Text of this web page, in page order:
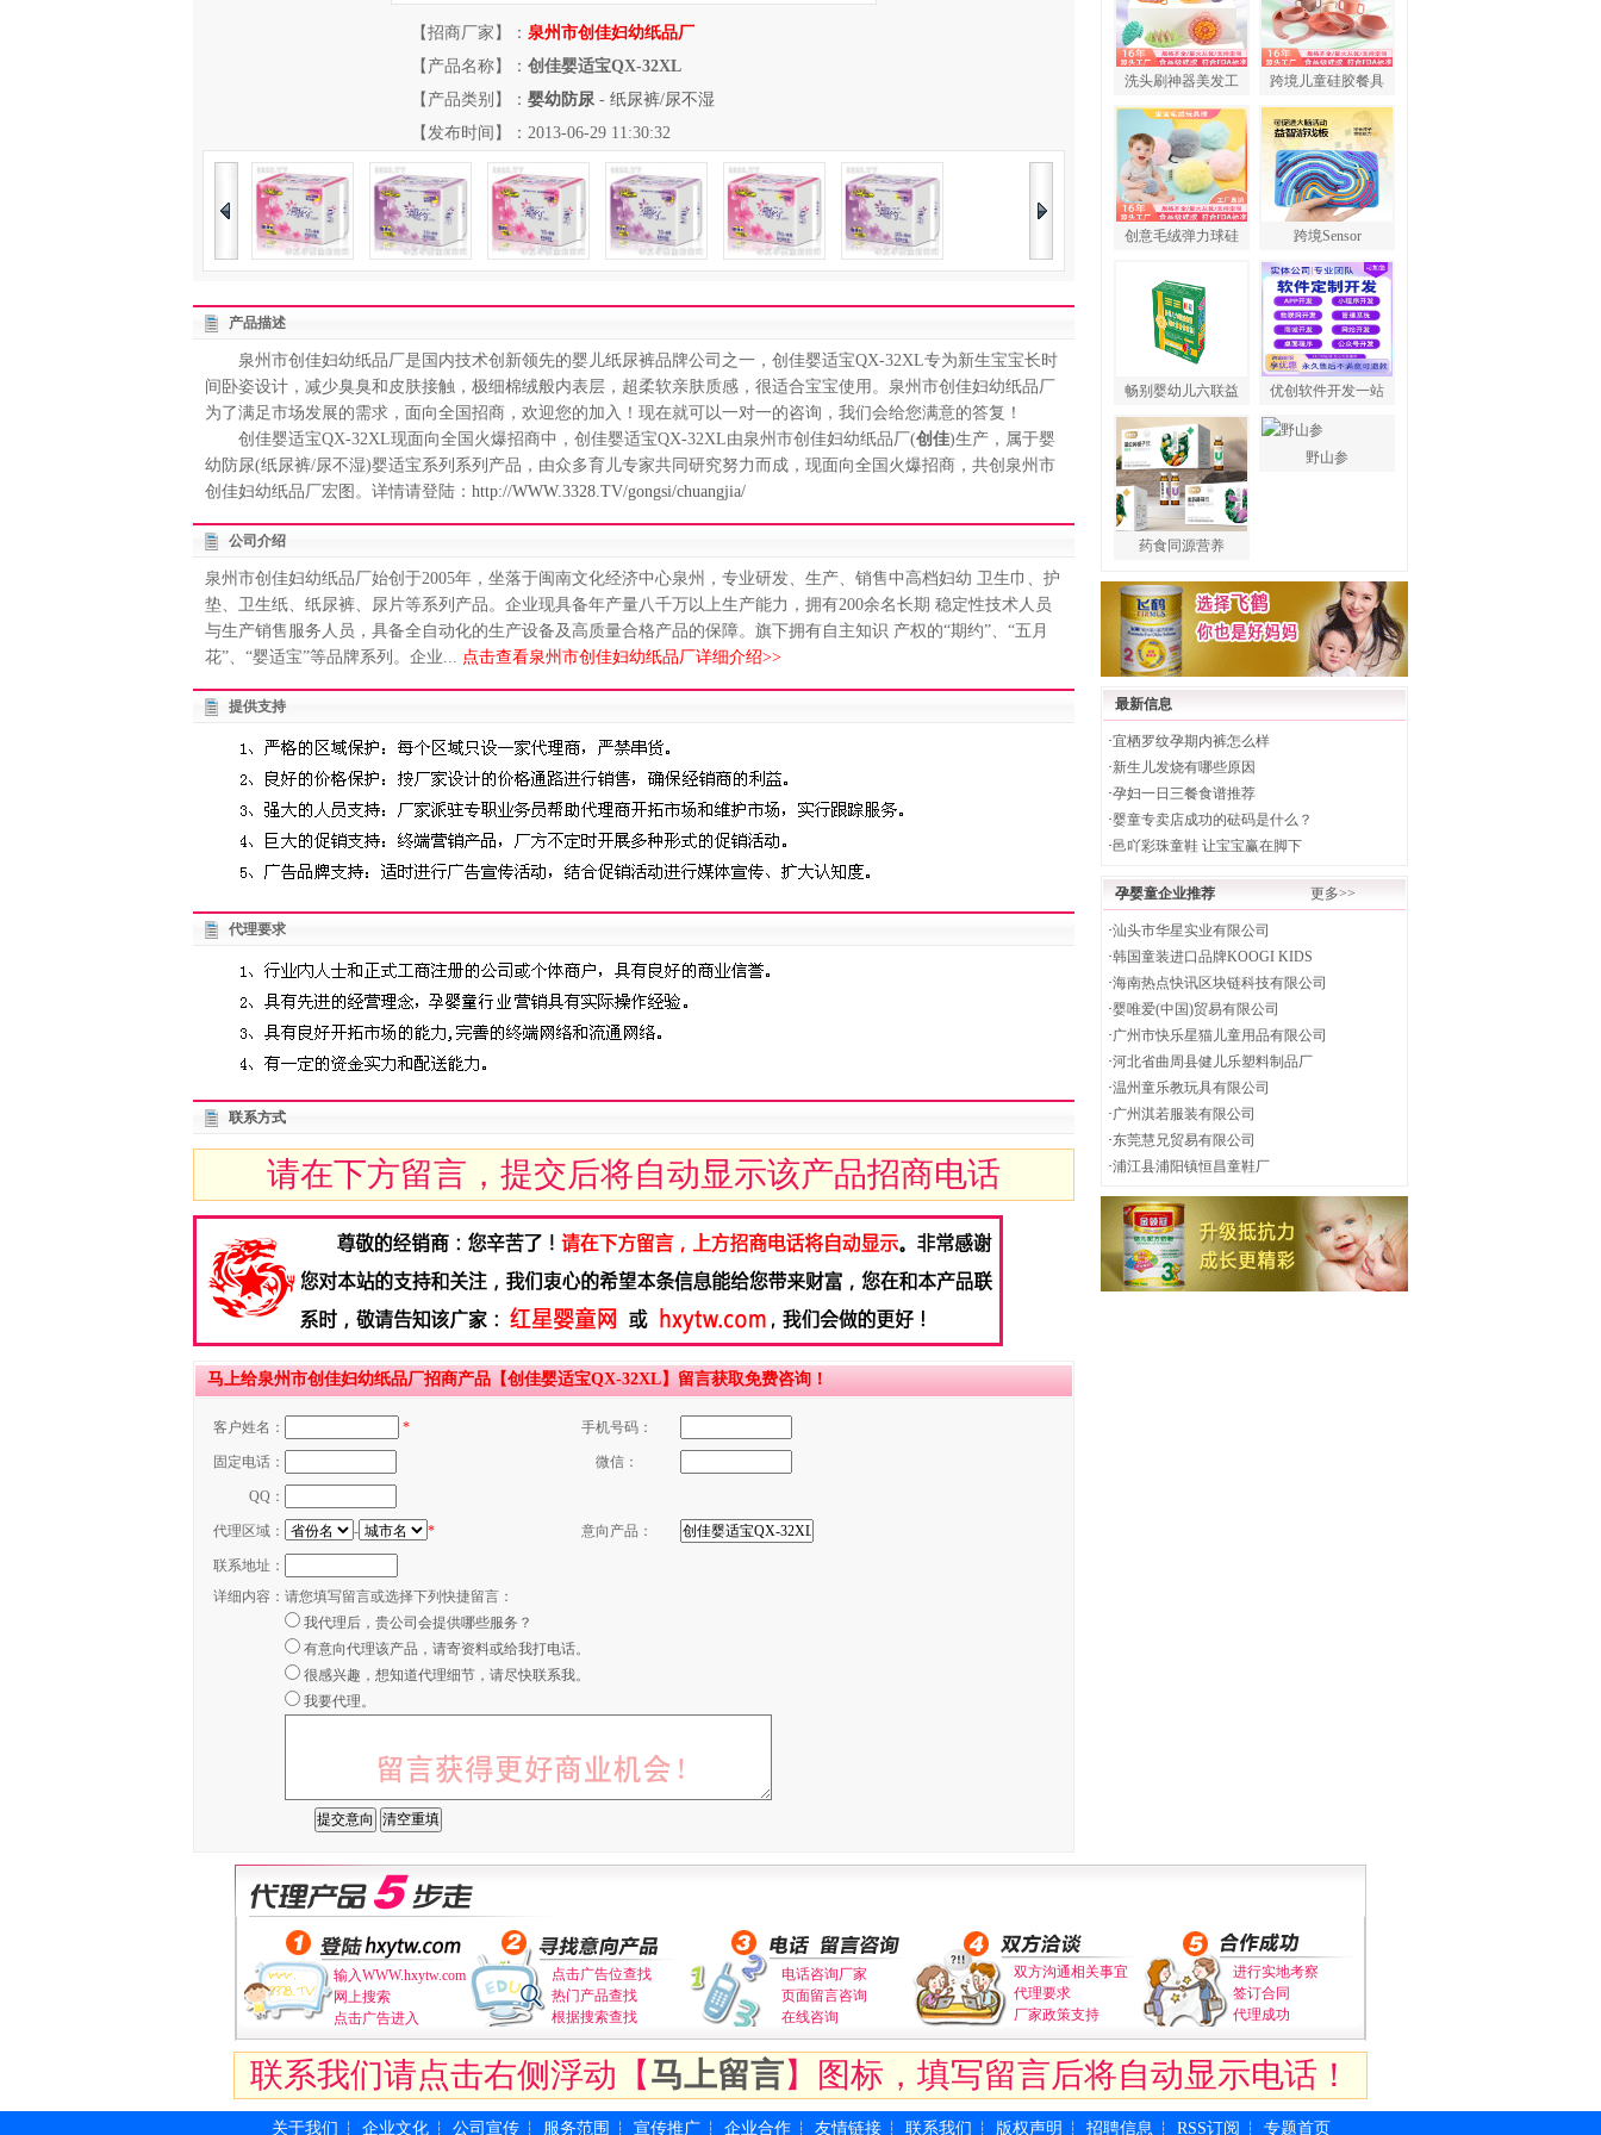
【招商厂家】： 泉州市创佳妇幼纸品厂
【产品名称】： 创佳婴适宝QX-32XL
【产品类别】： 婴幼防尿 - 纸尿裤/尿不湿
【发布时间】：2013-06-29 11:30:32
产品描述
泉州市创佳妇幼纸品厂是国内技术创新领先的婴儿纸尿裤品牌公司之一，创佳婴适宝QX-32XL专为新生宝宝长时
间卧姿设计，减少臭臭和皮肤接触，极细棉绒般内表层，超柔软亲肤质感，很适合宝宝使用。泉州市创佳妇幼纸品厂
为了满足市场发展的需求，面向全国招商，欢迎您的加入！现在就可以一对一的咨询，我们会给您满意的答复！
创佳婴适宝QX-32XL现面向全国火爆招商中，创佳婴适宝QX-32XL由泉州市创佳妇幼纸品厂(创佳)生产，属于婴
幼防尿(纸尿裤/尿不湿)婴适宝系列系列产品，由众多育儿专家共同研究努力而成，现面向全国火爆招商，共创泉州市
创佳妇幼纸品厂宏图。详情请登陆： http://WWW.3328.TV/gongsi/chuangjia/
公司介绍
泉州市创佳妇幼纸品厂始创于2005年，坐落于闽南文化经济中心泉州，专业研发、生产、销售中高档妇幼 卫生巾、护
垫、卫生纸、纸尿裤、尿片等系列产品。企业现具备年产量八千万以上生产能力，拥有200余名长期 稳定性技术人员
与生产销售服务人员，具备全自动化的生产设备及高质量合格产品的保障。旗下拥有自主知识 产权的“期约”、“五月
花”、“婴适宝”等品牌系列。企业... 点击查看泉州市创佳妇幼纸品厂详细介绍>>
提供支持
代理要求
联系方式
请在下方留言，提交后将自动显示该产品招商电话
马上给泉州市创佳妇幼纸品厂招商产品【创佳婴适宝QX-32XL】留言获取免费咨询！
客户姓名： * 手机号码：
固定电话： 微信：
QQ：
代理区域： - * 意向产品：
联系地址：
详细内容： 请您填写留言或选择下列快捷留言：
我代理后，贵公司会提供哪些服务？
有意向代理该产品，请寄资料或给我打电话。
很感兴趣，想知道代理细节，请尽快联系我。
我要代理。
洗头刷神器美发工 跨境儿童硅胶餐具
创意毛绒弹力球硅 跨境Sensor
畅别婴幼儿六联益 优创软件开发一站
药食同源营养
野山参
最新信息
·宜栖罗纹孕期内裤怎么样
·新生儿发烧有哪些原因
·孕妇一日三餐食谱推荐
·婴童专卖店成功的砝码是什么？
·邑吖彩珠童鞋 让宝宝赢在脚下
孕婴童企业推荐 更多>>
·汕头市华星实业有限公司
·韩国童装进口品牌KOOGI KIDS
·海南热点快讯区块链科技有限公司
·婴唯爱(中国)贸易有限公司
·广州市快乐星猫儿童用品有限公司
·河北省曲周县健儿乐塑料制品厂
·温州童乐教玩具有限公司
·广州淇若服装有限公司
·东莞慧兄贸易有限公司
·浦江县浦阳镇恒昌童鞋厂
输入WWW.hxytw.com
网上搜索
点击广告进入
点击广告位查找
热门产品查找
根据搜索查找
电话咨询厂家
页面留言咨询
在线咨询
双方沟通相关事宜
代理要求
厂家政策支持
进行实地考察
签订合同
代理成功
联系我们请点击右侧浮动【马上留言】图标，填写留言后将自动显示电话！
关于我们 ┆ 企业文化 ┆ 公司宣传 ┆ 服务范围 ┆ 宣传推广 ┆ 企业合作 ┆ 友情链接 ┆ 联系我们 ┆ 版权声明 ┆ 招聘信息 ┆ RSS订阅 ┆ 专题首页